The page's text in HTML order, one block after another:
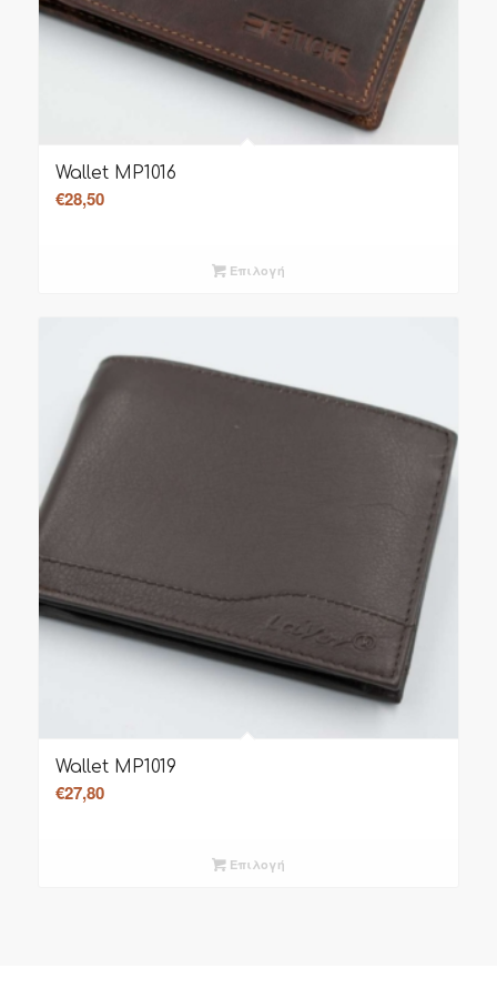
Wallet MP1016
€28,50
Επιλογή
Wallet MP1019
€27,80
Επιλογή